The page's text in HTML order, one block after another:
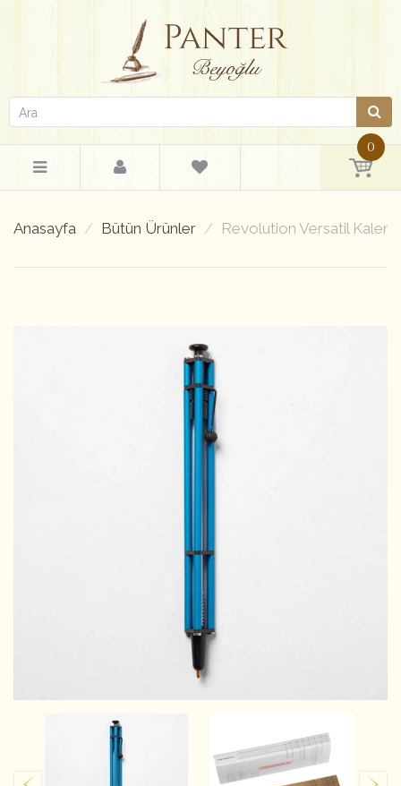
0
Anasayfa Bütün Ürünler Revolution Versatil